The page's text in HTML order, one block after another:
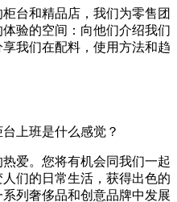
台和精品店，我们为零售团
验的空间：向他们介绍我们
我们在配料，使用方法和趋
上班是什么感觉？
爱。您将有机会同我们一起
们的日常生活，获得出色的
列奢侈品和创意品牌中发展